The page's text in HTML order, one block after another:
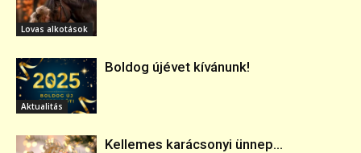
Lovas alkotások
Aktualitás
Boldog újévet kívánunk!
Kellemes karácsonyi ünnep...